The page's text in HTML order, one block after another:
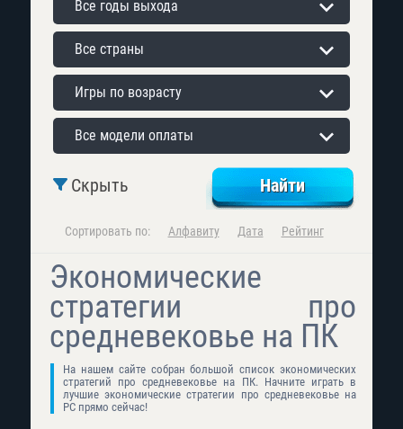
Все годы выхода
Все страны
Игры по возрасту
Все модели оплаты
Скрыть
Сортировать по: Алфавиту Дата Рейтинг
Экономические
стратегии про
средневековье на ПК
На нашем сайте собран большой список экономических
стратегий про средневековье на ПК. Начните играть в
лучшие экономические стратегии про средневековье на
PC прямо сейчас!